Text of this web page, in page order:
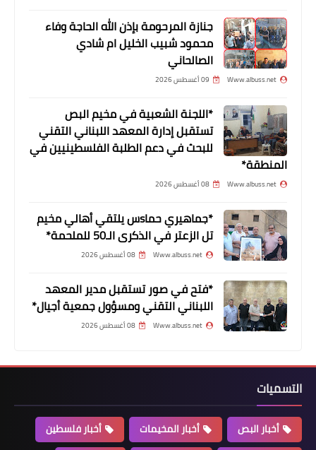
اعتصام حاشد في البص ضد قرارات
المفوض العام وتقليص موازنة الاونروا ‏
وفات
المرحوم كمال احمد الجمل ابو خالد في
جنازة المرحومة بإذن الله الحاجة وفاء
محمود شبيب الخليل ام شادي
الصالحاني
Www.albuss.net 09 أغسطس 2026
*اللجنة الشعبية في مخيم البص
تستقبل إدارة المعهد اللبناني التقني
للبحث في دعم الطلبة الفلسطينيين في
المنطقة*
Www.albuss.net 08 أغسطس 2026
*جماهيري حماsس يلتقي أهالي مخيم
تل الزعتر في الذكرى الـ50 للملحمة*
Www.albuss.net 08 أغسطس 2026
*فتح في صور تستقبل مدير المعهد
اللبناني التقني ومسؤول جمعية أجيال*
Www.albuss.net 08 أغسطس 2026
التسميات
أخبار البص أخبار المخيمات
أخبار فلسطين